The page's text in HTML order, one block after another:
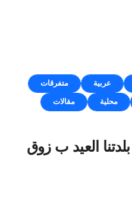
عربية متفرقات
محلية مقالات
العيد ب زوق